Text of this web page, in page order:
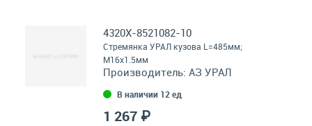
4320Х-8521082-10
Стремянка УРАЛ кузова L=485мм;
М16х1.5мм
Производитель: АЗ УРАЛ
В наличии 12 ед
1 267 ₽